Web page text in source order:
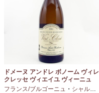
ドメーヌ アンドレ ボノーム ヴィレ
クレッセ ヴィエイユ ヴィーニュ
2024 750ml
フランス/ブルゴーニュ ・ シャルドネ